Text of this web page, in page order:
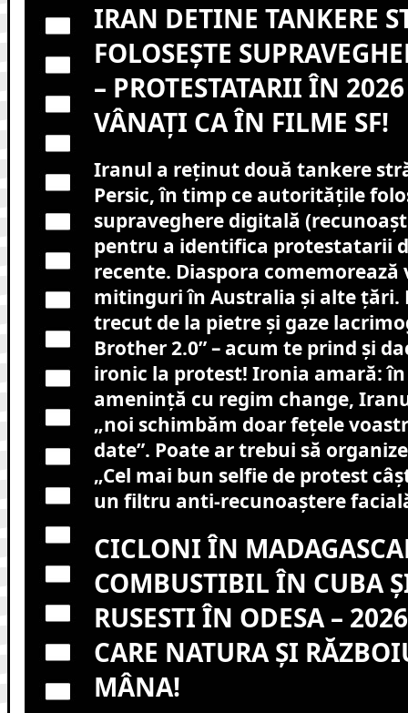
IRAN DETINE TANKERE
FOLOSEȘTE
– PROTESTATARII ÎN
VÂNAȚI CA ÎN FILME SF!
Iranul a reținut două tankere
Persic, în timp ce autoritățile
supraveghere digitală
pentru a identifica protestatarii
recente. Diaspora comemorează
mitinguri în Australia și alte țări.
trecut de la pietre și gaze
Brother 2.0” – acum te prind și
ironic la protest! Ironia amară:
amenință cu regim change,
„noi schimbăm doar fețele
date”. Poate ar trebui să
„Cel mai bun selfie de protest
un filtru anti-recunoaștere
CICLONI ÎN
COMBUSTIBIL ÎN CUBA
RUSESTI ÎN ODESA –
CARE NATURA ȘI
MÂNA!